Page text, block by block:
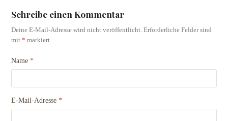
Schreibe einen Kommentar
Deine E-Mail-Adresse wird nicht veröffentlicht. Erforderliche Felder sind
mit* markiert
Name*
E-Mail-Adresse*